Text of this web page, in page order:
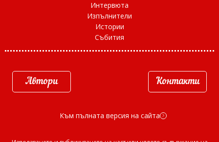
Интервюта
Изпълнители
Истории
Събития
Автори Контакти
Към пълната версия на сайта d